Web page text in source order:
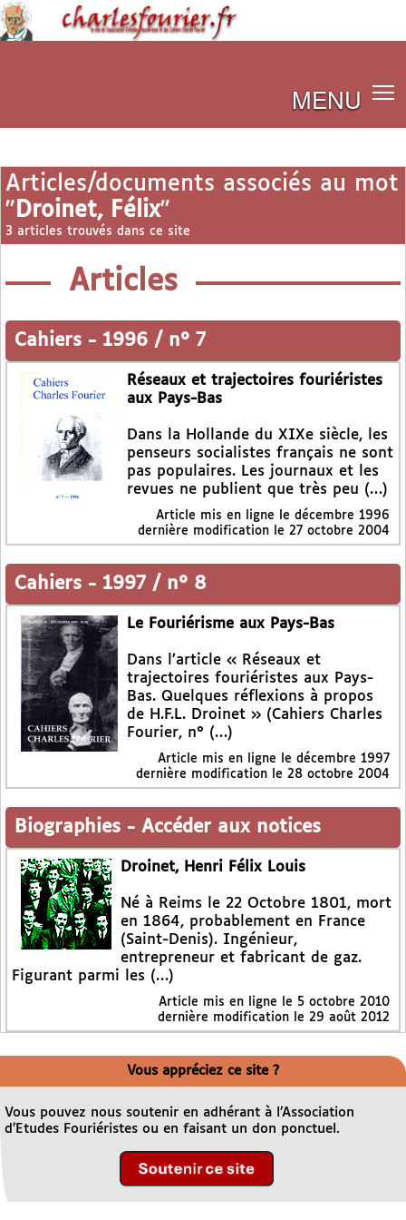
MENU
Articles/documents associés au mot
" Droinet, Félix"
3 articles trouvés dans ce site
Articles
Cahiers - 1996 / n° 7
Réseaux et trajectoires fouriéristes
aux Pays-Bas
Dans la Hollande du XIXe siècle, les
penseurs socialistes français ne sont
pas populaires. Les journaux et les
revues ne publient que très peu (…)
Article mis en ligne le décembre 1996
dernière modification le 27 octobre 2004
Cahiers - 1997 / n° 8
Le Fouriérisme aux Pays-Bas
Dans l’article « Réseaux et
trajectoires fouriéristes aux Pays-
Bas. Quelques réflexions à propos
de H.F.L. Droinet » (Cahiers Charles
Fourier, n° (…)
Article mis en ligne le décembre 1997
dernière modification le 28 octobre 2004
Biographies - Accéder aux notices
Droinet, Henri Félix Louis
Né à Reims le 22 Octobre 1801, mort
en 1864, probablement en France
(Saint-Denis). Ingénieur,
entrepreneur et fabricant de gaz.
Figurant parmi les (…)
Article mis en ligne le 5 octobre 2010
dernière modification le 29 août 2012
Vous appréciez ce site ?
Vous pouvez nous soutenir en adhérant à l’Association
d’Etudes Fouriéristes ou en faisant un don ponctuel.